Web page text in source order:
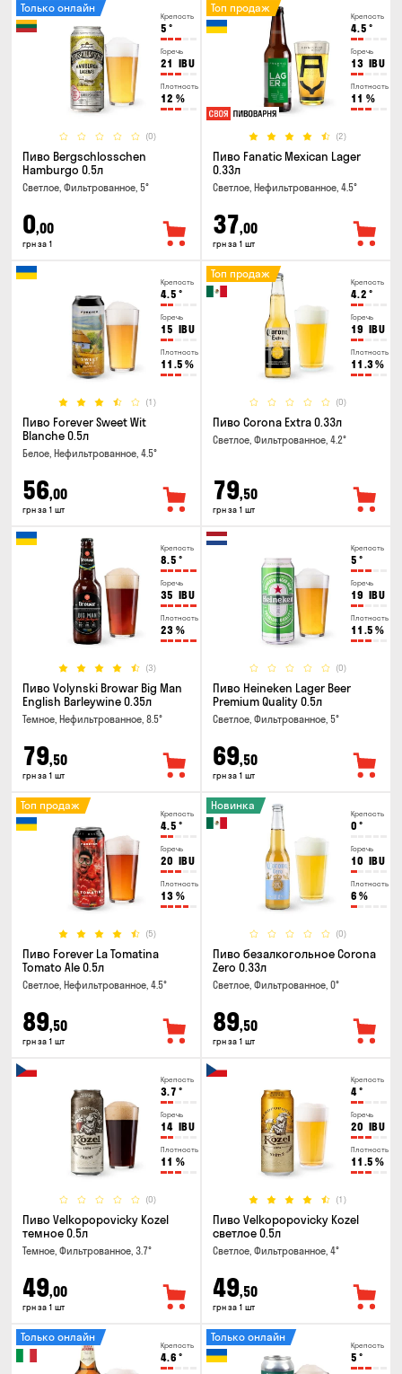
Крепость
5 °
Горечь
21 IBU
Плотность
12 %
(0)
Только онлайн
Пиво Bergschlosschen
Hamburgo 0.5л
Светлое, Фильтрованное, 5°
0,00
грн за 1
Крепость
4.5 °
Горечь
13 IBU
Плотность
11 %
(2)
Топ продаж
Пиво Fanatic Mexican Lager
0.33л
Светлое, Нефильтрованное, 4.5°
37,00
грн за 1 шт
Крепость
4.5 °
Горечь
15 IBU
Плотность
11.5 %
(1)
Пиво Forever Sweet Wit
Blanche 0.5л
Белое, Нефильтрованное, 4.5°
56,00
грн за 1 шт
Крепость
4.2 °
Горечь
19 IBU
Плотность
11.3%
(0)
Топ продаж
Пиво Corona Extra 0.33л
Светлое, Фильтрованное, 4.2°
79,50
грн за 1 шт
Крепость
8.5 °
Горечь
35 IBU
Плотность
23 %
(3)
Пиво Volynski Browar Big Man
English Barleywine 0.35л
Темное, Нефильтрованное, 8.5°
79,50
грн за 1 шт
Крепость
5 °
Горечь
19 IBU
Плотность
11.5 %
(0)
Пиво Heineken Lager Beer
Premium Quality 0.5л
Светлое, Фильтрованное, 5°
69,50
грн за 1 шт
Крепость
4.5 °
Горечь
20 IBU
Плотность
13 %
(5)
Топ продаж
Пиво Forever La Tomatina
Tomato Ale 0.5л
Светлое, Нефильтрованное, 4.5°
89,50
грн за 1 шт
Крепость
0 °
Горечь
10 IBU
Плотность
6 %
(0)
Новинка
Пиво безалкогольное Corona
Zero 0.33л
Светлое, Фильтрованное, 0°
89,50
грн за 1 шт
Крепость
3.7 °
Горечь
14 IBU
Плотность
11 %
(0)
Пиво Velkopopovicky Kozel
темное 0.5л
Темное, Фильтрованное, 3.7°
49,00
грн за 1 шт
Крепость
4°
Горечь
20 IBU
Плотность
11.5 %
(1)
Пиво Velkopopovicky Kozel
светлое 0.5л
Светлое, Фильтрованное, 4°
49,50
грн за 1 шт
Крепость
4.6 °
Только онлайн
Крепость
5 °
Только онлайн